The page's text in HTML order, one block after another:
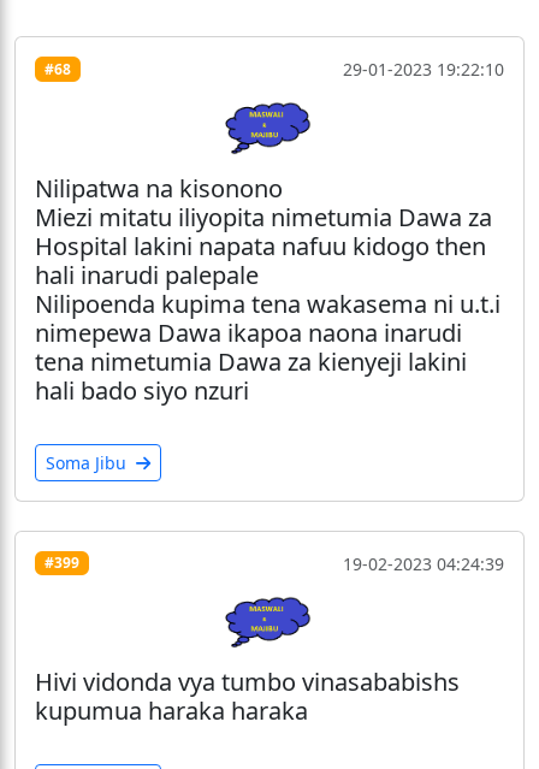
#68 29-01-2023 19:22:10
Nilipatwa na kisonono
Miezi mitatu iliyopita nimetumia Dawa za
Hospital lakini napata nafuu kidogo then
hali inarudi palepale
Nilipoenda kupima tena wakasema ni u.t.i
nimepewa Dawa ikapoa naona inarudi
tena nimetumia Dawa za kienyeji lakini
hali bado siyo nzuri
Soma Jibu
#399 19-02-2023 04:24:39
Hivi vidonda vya tumbo vinasababishs
kupumua haraka haraka